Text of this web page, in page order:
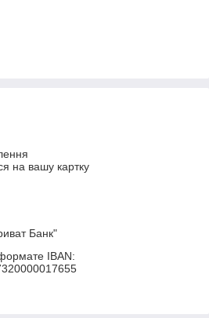
на вашу картку
Банк"
IBAN: